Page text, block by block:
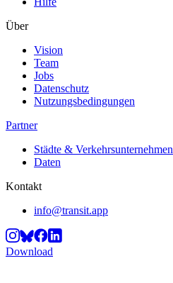
Über
Vision
Team
Jobs
Datenschutz
Nutzungsbedingungen
Partner
Städte & Verkehrsunternehmen
Daten
Kontakt
info@transit.app
Download